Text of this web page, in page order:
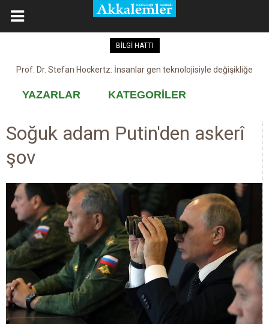
BİLGİ HATTI
Kovid-19 aşısı, devşirme ve kobay!
YAZARLAR KATEGORİLER
Soğuk adam Putin'den askerî
şov